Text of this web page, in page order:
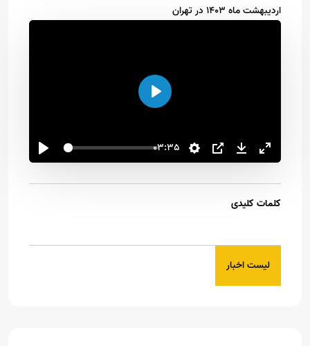
اردیبهشت ماه 1403 در تهران
03:35
اجرا
کلمات کلیدی
لیست اخبار